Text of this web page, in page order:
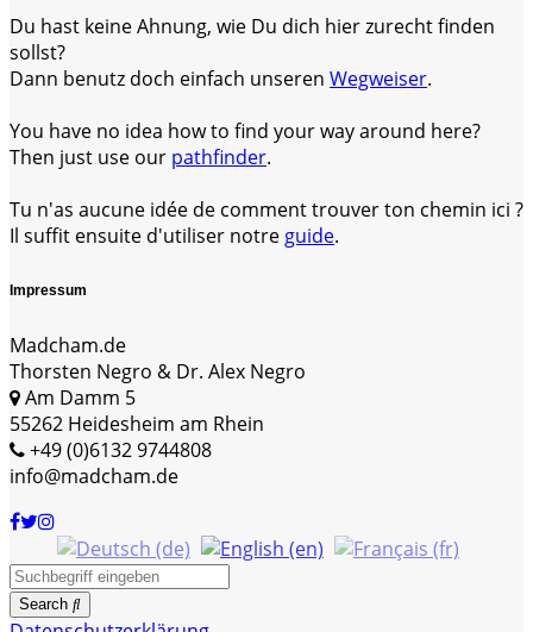
Du hast keine Ahnung, wie Du dich hier zurecht finden
sollst?
Dann benutz doch einfach unseren Wegweiser.
You have no idea how to find your way around here?
Then just use our pathfinder.
Tu n'as aucune idée de comment trouver ton chemin ici ?
Il suffit ensuite d'utiliser notre guide.
Impressum
Madcham.de
Thorsten Negro & Dr. Alex Negro
Am Damm 5
55262 Heidesheim am Rhein
+49 (0)6132 9744808
info@madcham.de
Search